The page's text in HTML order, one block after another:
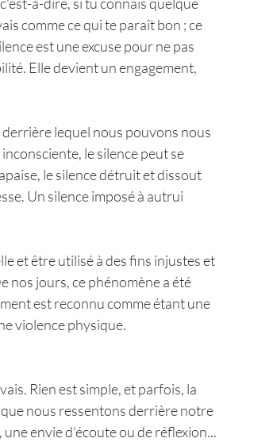
comme ce qui te paraît bon ; ce
est une excuse pour ne pas
Elle devient un engagement,
derrière lequel nous pouvons nous
le silence peut se
le silence détruit et dissout
Un silence imposé à autrui
et être utilisé à des fins injustes et
nos jours, ce phénomène a été
est reconnu comme étant une
violence physique.
Rien est simple, et parfois, la
nous ressentons derrière notre
envie d'écoute ou de réflexion...